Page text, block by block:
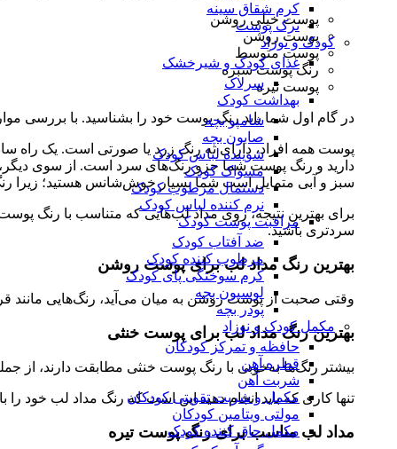
کرم شقاق سینه
ترک پوست
کودک و نوزاد
غذای کودک و شیرخشک
سرلاک
بهداشت کودک
شامپو بچه
صابون بچه
شوینده لباس کودک
مسواک کودک
دستمال مرطوب کودک
نرم کننده لباس کودک
مراقبت پوست کودک
ضد آفتاب کودک
مرطوب کننده کودک
کرم سوختگی پای کودک
لوسیون بچه
پودر بچه
مکمل کودک و نوزاد
حافظه و تمرکز کودکان
قطره آهن
شربت آهن
مکمل و شربت تقویتی کودکان
مولتی ویتامین کودکان
مکمل چاق کننده کودک
پوست خیلی روشن
پوست روشن
پوست متوسط
رنگ پوست سبزه
پوست تیره
در گام اول شما باید رنگ پوست خود را بشناسید. با بررسی
پوست همه افراد، دارای ته رنگ زرد یا صورتی است. یک
دارید و رنگ پوست شما جزو رنگ‌های سرد است. از سوی
سبز و آبی متمایل است شما بسیار خوش‌شانس هستید؛ زیرا
برای بهترین نتیجه، روی مداد لب‌هایی که متناسب با رنگ
سردتری باشید.
بهترین رنگ مداد لب برای پوست روشن
وقتی صحبت از پوست روشن به میان می‌آید، رنگ‌هایی مانند
بهترین رنگ مداد لب برای پوست خنثی
بیشتر رنگ‌ها به‌خوبی با رنگ پوست خنثی مطابقت دارند، از
تنها کاری که باید انجام دهید این است که رنگ مداد لب خود
مداد لب مناسب برای رنگ پوست تیره